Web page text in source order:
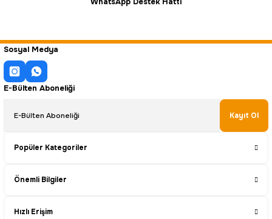
Sosyal Medya
E-Bülten Aboneliği
Kayıt Ol
Popüler Kategoriler
Önemli Bilgiler
Hızlı Erişim